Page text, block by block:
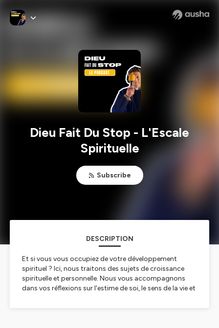
Dieu Fait Du Stop - L'Escale
Spirituelle
Subscribe
DESCRIPTION
Et si vous vous occupiez de votre développement
spirituel ? Ici, nous traitons des sujets de croissance
spirituelle et personnelle. Nous vous accompagnons
dans vos réflexions sur l'estime de soi, le sens de la vie et